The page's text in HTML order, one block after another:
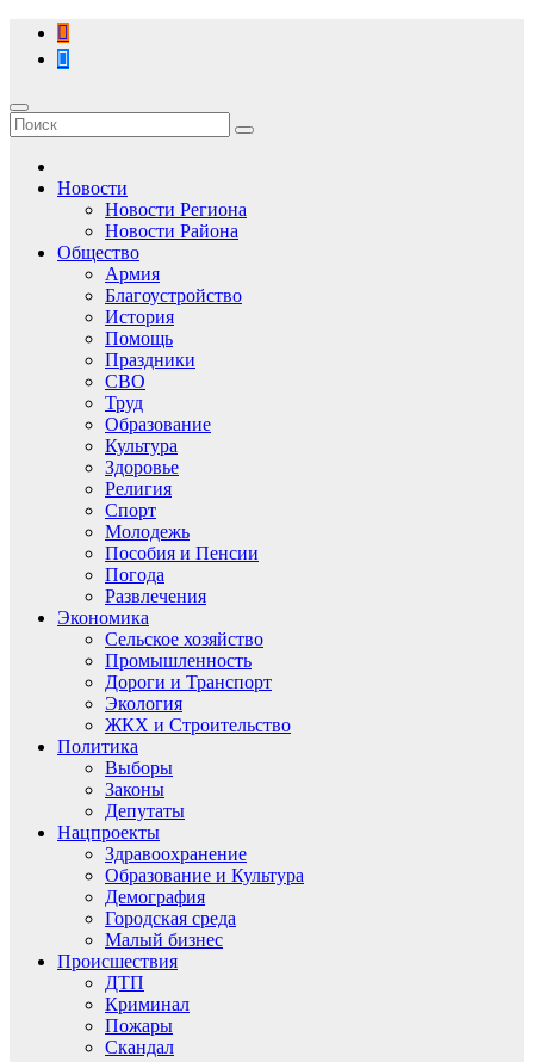
Перейти
содержимому
Новости
Новости Региона
Новости Района
Общество
Армия
Благоустройство
История
Помощь
Праздники
СВО
Труд
Образование
Культура
Здоровье
Религия
Спорт
Молодежь
Пособия и Пенсии
Погода
Развлечения
Экономика
Сельское хозяйство
Промышленность
Дороги и Транспорт
Экология
ЖКХ и Строительство
Политика
Выборы
Законы
Депутаты
Нацпроекты
Здравоохранение
Образование и Культура
Демография
Городская среда
Малый бизнес
Происшествия
ДТП
Криминал
Пожары
Скандал